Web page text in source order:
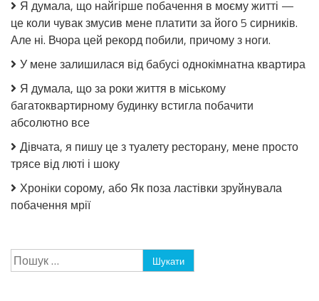
Я думала, що найгірше побачення в моєму житті —
це коли чувак змусив мене платити за його 5 сирників.
Але ні. Вчора цей рекорд побили, причому з ноги.
У мене залишилася від бабусі однокімнатна квартира
Я думала, що за роки життя в міському
багатоквартирному будинку встигла побачити
абсолютно все
Дівчата, я пишу це з туалету ресторану, мене просто
трясе від люті і шоку
Хроніки сорому, або Як поза ластівки зруйнувала
побачення мрії
Пошук: